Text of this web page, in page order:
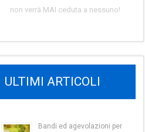
non verrà MAI ceduta a nessuno!
ULTIMI ARTICOLI
Bandi ed agevolazioni per